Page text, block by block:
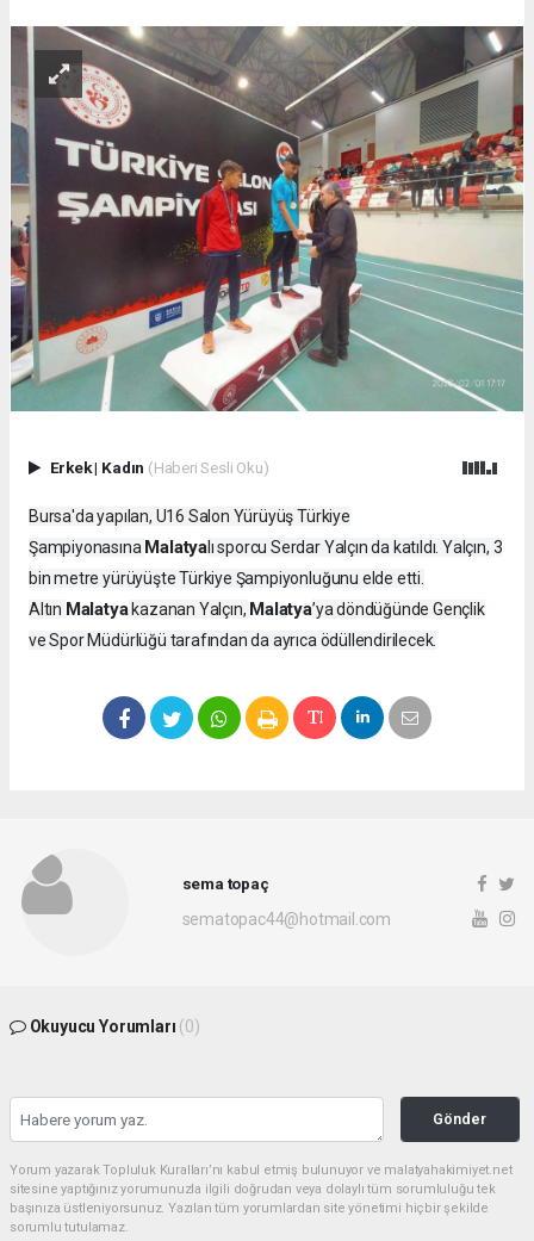
Erkek| Kadın (Haberi Sesli Oku)
Bursa'da yapılan, U16 Salon Yürüyüş Türkiye
Şampiyonasına Malatyalı sporcu Serdar Yalçın da katıldı. Yalçın, 3
bin metre yürüyüşte Türkiye Şampiyonluğunu elde etti.
Altın Malatyakazanan Yalçın, Malatya’ya döndüğünde Gençlik
ve Spor Müdürlüğü tarafından da ayrıca ödüllendirilecek.
sema topaç
sematopac44@hotmail.com
Okuyucu Yorumları (0)
Gönder
Yorum yazarak Topluluk Kuralları’nı kabul etmiş bulunuyor ve malatyahakimiyet.net
sitesine yaptığınız yorumunuzla ilgili doğrudan veya dolaylı tüm sorumluluğu tek
başınıza üstleniyorsunuz. Yazılan tüm yorumlardan site yönetimi hiçbir şekilde
sorumlu tutulamaz.